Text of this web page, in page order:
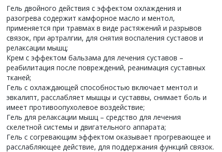
Гель двойного действия с эффектом охлаждения и
разогрева содержит камфорное масло и ментол,
применяется при травмах в виде растяжений и разрывов
связок, при артралгии, для снятия воспаления суставов и
релаксации мышц;
Крем с эффектом бальзама для лечения суставов –
реабилитация после повреждений, реанимация суставных
тканей;
Гель с охлаждающей способностью включает ментол и
эвкалипт, расслабляет мышцы и суставвы, снимает боль и
имеет противоопухолевое воздействие;
Гель для релаксации мышц – средство для лечения
скелетной системы и двигательного аппарата;
Гель с согревающим эффектом оказывает прогревающее и
расслабляющее действие, для поддержания функций связок.